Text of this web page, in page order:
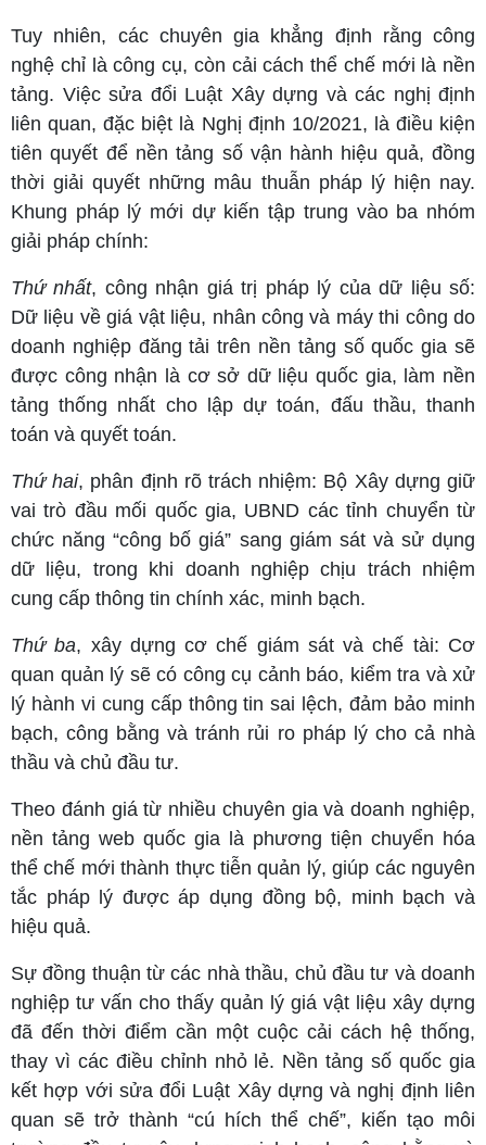
Tuy nhiên, các chuyên gia khẳng định rằng công
nghệ chỉ là công cụ, còn cải cách thể chế mới là nền
tảng. Việc sửa đổi Luật Xây dựng và các nghị định
liên quan, đặc biệt là Nghị định 10/2021, là điều kiện
tiên quyết để nền tảng số vận hành hiệu quả, đồng
thời giải quyết những mâu thuẫn pháp lý hiện nay.
Khung pháp lý mới dự kiến tập trung vào ba nhóm
giải pháp chính:
Thứ nhất, công nhận giá trị pháp lý của dữ liệu số:
Dữ liệu về giá vật liệu, nhân công và máy thi công do
doanh nghiệp đăng tải trên nền tảng số quốc gia sẽ
được công nhận là cơ sở dữ liệu quốc gia, làm nền
tảng thống nhất cho lập dự toán, đấu thầu, thanh
toán và quyết toán.
Thứ hai, phân định rõ trách nhiệm: Bộ Xây dựng giữ
vai trò đầu mối quốc gia, UBND các tỉnh chuyển từ
chức năng “công bố giá” sang giám sát và sử dụng
dữ liệu, trong khi doanh nghiệp chịu trách nhiệm
cung cấp thông tin chính xác, minh bạch.
Thứ ba, xây dựng cơ chế giám sát và chế tài: Cơ
quan quản lý sẽ có công cụ cảnh báo, kiểm tra và xử
lý hành vi cung cấp thông tin sai lệch, đảm bảo minh
bạch, công bằng và tránh rủi ro pháp lý cho cả nhà
thầu và chủ đầu tư.
Theo đánh giá từ nhiều chuyên gia và doanh nghiệp,
nền tảng web quốc gia là phương tiện chuyển hóa
thể chế mới thành thực tiễn quản lý, giúp các nguyên
tắc pháp lý được áp dụng đồng bộ, minh bạch và
hiệu quả.
Sự đồng thuận từ các nhà thầu, chủ đầu tư và doanh
nghiệp tư vấn cho thấy quản lý giá vật liệu xây dựng
đã đến thời điểm cần một cuộc cải cách hệ thống,
thay vì các điều chỉnh nhỏ lẻ. Nền tảng số quốc gia
kết hợp với sửa đổi Luật Xây dựng và nghị định liên
quan sẽ trở thành “cú hích thể chế”, kiến tạo môi